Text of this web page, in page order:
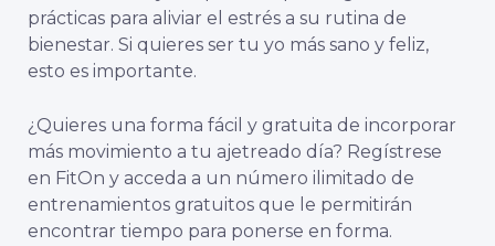
prácticas para aliviar el estrés a su rutina de
bienestar. Si quieres ser tu yo más sano y feliz,
esto es importante.
¿Quieres una forma fácil y gratuita de incorporar
más movimiento a tu ajetreado día? Regístrese
en FitOn y acceda a un número ilimitado de
entrenamientos gratuitos que le permitirán
encontrar tiempo para ponerse en forma.